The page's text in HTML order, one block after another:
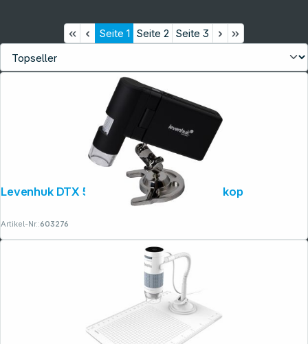
Seite 1 Seite 2 Seite 3
Levenhuk DTX 500 Mobi digitales Mikroskop
Artikel-Nr.:603276